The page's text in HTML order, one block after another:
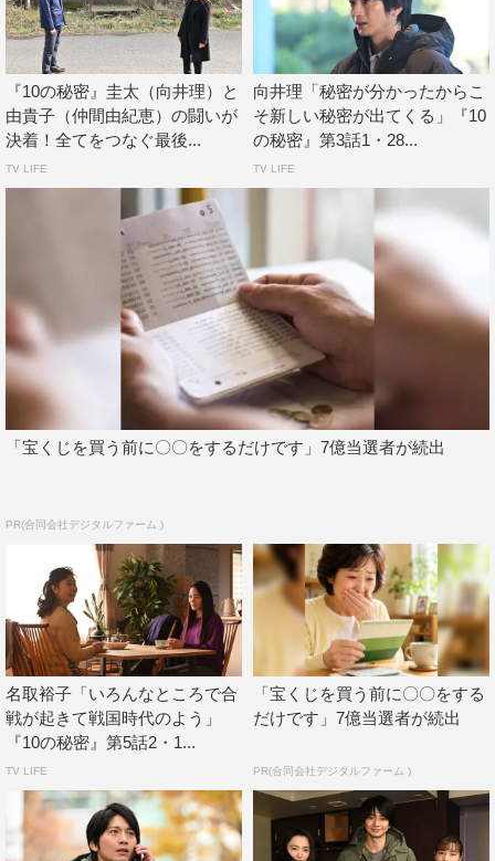
一度読み始めると、どんどん先が知りたくなりますよね。
これまでの地上波のサスペンスドラマファンはもちろんの
こと、最近は配信で海外のサスペンスドラマにハマってい
る人たちもいるでしょうし、そうした層をも引きつけるオ
リジナルストーリーに興味を持ってもらえたらありがたい
です。先が知りたいけど原作はない…この先どうなるんだ
ろうと想像しながらディープな世界を楽しんでもらえたら
（笑）。1話完結のドラマもいいけれど、このドラマのよ
うに、少しずつ“秘密”が明かされることで物語がつながっ
て「なるほど」ってなるようなドラマは最近少なかったん
じゃないですかね？劇中の事件を通して今の世の中を象徴
的に表してもいるようにも感じられますし、この作品に参
加させていただきとても光栄です。共演者の皆さんのそれ
ぞれの駆け引きも楽しみですよね？ 今からワクワクして
います。打ち合わせで、頂いている台本から先の今後の展
◆視聴者へのメッセージをお願いします。
骨折事故で皆さまにご心配をおかけしてしまいましたが、
今回は俳優として再スタートのドラマでもあります。新た
な気持ちで挑戦しなければと思っております。復帰ドラマ
第1作目として、これまで演じてきた役柄とどう違うの
か、興味を持ってご覧いただけたらうれしいです。退院
早々に今回のような素晴らしい作品と出会え、感謝の気持
ちでいっぱいです。演じることの喜びが、今までとは違う
感覚で芽生えています。好きな世界に生き、好きな作品と
『10の秘密』圭太（向井理）と
由貴子（仲間由紀恵）の闘いが
決着！全てをつなぐ最後...
TV LIFE
向井理「秘密が分かったからこ
そ新しい秘密が出てくる」『10
の秘密』第3話1・28...
TV LIFE
「宝くじを買う前に〇〇をするだけです」7億当選者が続出
PR(合同会社デジタルファーム )
名取裕子「いろんなところで合
戦が起きて戦国時代のよう」
『10の秘密』第5話2・1...
TV LIFE
「宝くじを買う前に〇〇をする
だけです」7億当選者が続出
PR(合同会社デジタルファーム )